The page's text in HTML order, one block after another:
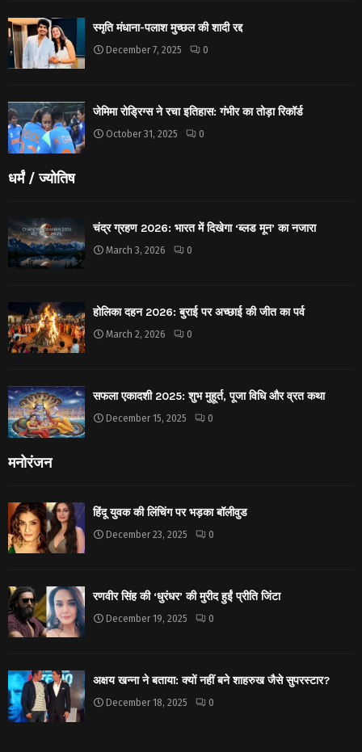
स्मृति मंधाना-पलाश मुच्छल की शादी रद्द
December 7, 2025 0
जेमिमा रोड्रिग्स ने रचा इतिहास: गंभीर का तोड़ा रिकॉर्ड
October 31, 2025 0
धर्मं / ज्योतिष
चंद्र ग्रहण 2026: भारत में दिखेगा ‘ब्लड मून’ का नजारा
March 3, 2026 0
होलिका दहन 2026: बुराई पर अच्छाई की जीत का पर्व
March 2, 2026 0
सफला एकादशी 2025: शुभ मुहूर्त, पूजा विधि और व्रत कथा
December 15, 2025 0
मनोरंजन
हिंदू युवक की लिंचिंग पर भड़का बॉलीवुड
December 23, 2025 0
रणवीर सिंह की ‘धुरंधर’ की मुरीद हुईं प्रीति जिंटा
December 19, 2025 0
अक्षय खन्ना ने बताया: क्यों नहीं बने शाहरुख जैसे सुपरस्टार?
December 18, 2025 0